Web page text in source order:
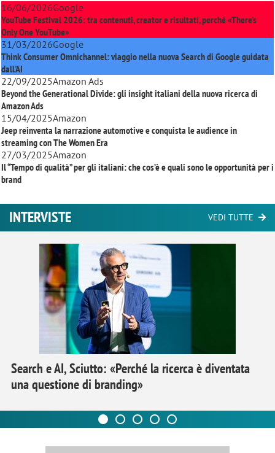
16/06/2026Google
YouTube Festival 2026: tra contenuti, creator e risultati, perché «There’s
Only One YouTube»
31/03/2026Google
Think Consumer Omnichannel: viaggio nella nuova Search di Google guidata
dall'AI
22/09/2025Amazon Ads
Beyond the Generational Divide: gli insight italiani della nuova ricerca di
Amazon Ads
15/04/2025Amazon
Jeep reinventa la narrazione automotive e conquista le audience in
streaming conThe Women Era
27/03/2025Amazon
Il “Tempo di qualità” per gli italiani: che cos’è e quali sono le opportunità per i
brand
INTERVISTE VEDI TUTTE
Search e AI, Sciutto: «Perché la ricerca è diventata
una questione di branding»